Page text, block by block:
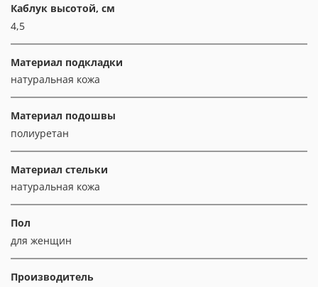
Каблук высотой, см
4,5
Материал подкладки
натуральная кожа
Материал подошвы
полиуретан
Материал стельки
натуральная кожа
Пол
для женщин
Производитель